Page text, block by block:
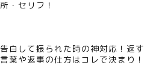
所・セリフ！
告白して振られた時の神対応！返す
言葉や返事の仕方はコレで決まり！